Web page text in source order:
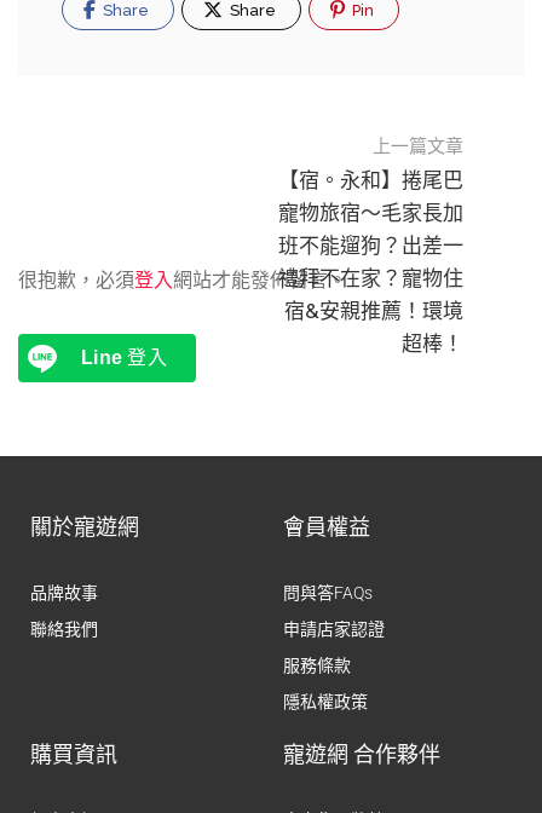
Share Share Pin
上一篇文章
【宿。永和】捲尾巴
寵物旅宿〜毛家長加
班不能遛狗？出差一
禮拜不在家？寵物住
宿&安親推薦！環境
超棒！
很抱歉，必須登入網站才能發佈留言。
Line 登入
關於寵遊網
品牌故事
聯絡我們
會員權益
問與答FAQs
申請店家認證
服務條款
隱私權政策
購買資訊 寵遊網 合作夥伴